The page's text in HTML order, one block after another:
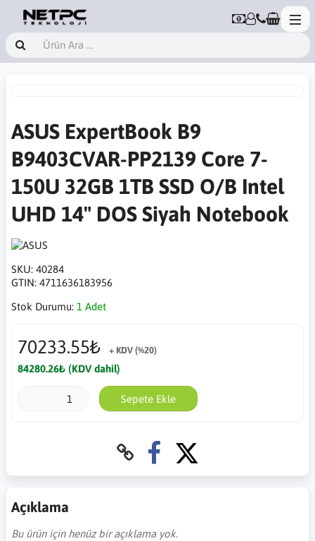
ASUS ExpertBook B9
B9403CVAR-PP2139 Core 7-
150U 32GB 1TB SSD O/B Intel
UHD 14" DOS Siyah Notebook
SKU: 40284
GTIN: 4711636183956
Stok Durumu: 1 Adet
70233.55₺ + KDV (%20)
84280.26₺ (KDV dahil)
Sepete Ekle
Açıklama
Bu ürün için henüz bir açıklama yok.